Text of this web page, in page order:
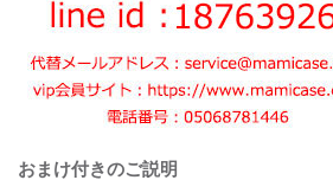
おまけ付きのご説明